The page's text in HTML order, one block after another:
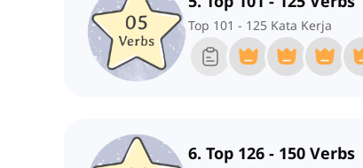
Top 101 - 125 Kata Kerja
6. Top 126 - 150 Verbs